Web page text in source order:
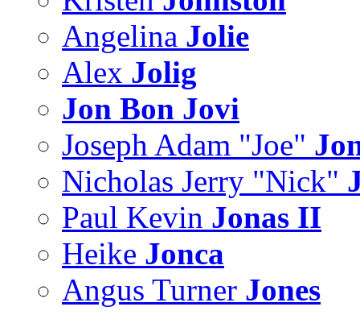
Angelina Jolie
Alex Jolig
Jon Bon Jovi
Joseph Adam "Joe"
Nicholas Jerry "Nick"
Paul Kevin Jonas II
Heike Jonca
Angus Turner Jones